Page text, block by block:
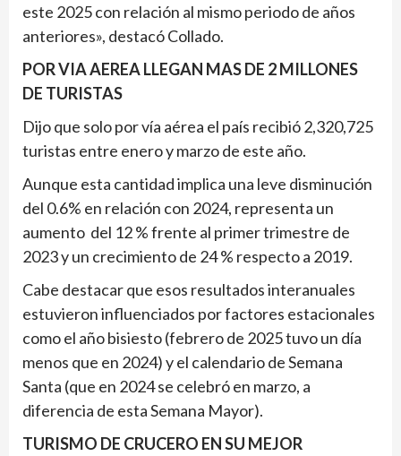
este 2025 con relación al mismo periodo de años
anteriores», destacó Collado.
POR VIA AEREA LLEGAN MAS DE 2 MILLONES
DE TURISTAS
Dijo que solo por vía aérea el país recibió 2,320,725
turistas entre enero y marzo de este año.
Aunque esta cantidad implica una leve disminución
del 0.6% en relación con 2024, representa un
aumento del 12 % frente al primer trimestre de
2023 y un crecimiento de 24 % respecto a 2019.
Cabe destacar que esos resultados interanuales
estuvieron influenciados por factores estacionales
como el año bisiesto (febrero de 2025 tuvo un día
menos que en 2024) y el calendario de Semana
Santa (que en 2024 se celebró en marzo, a
diferencia de esta Semana Mayor).
TURISMO DE CRUCERO EN SU MEJOR